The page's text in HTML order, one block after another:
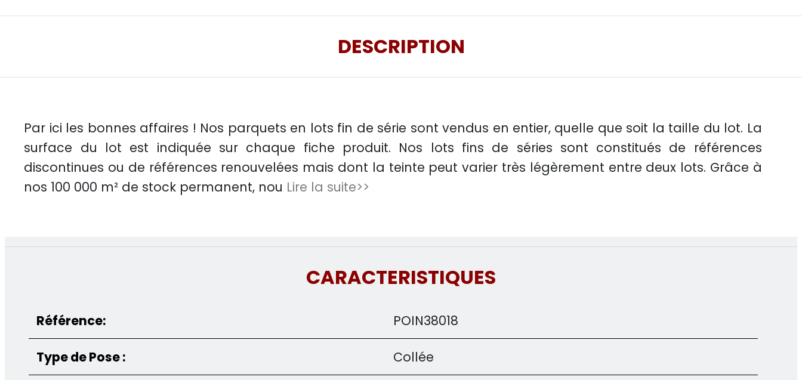
DESCRIPTION
Par ici les bonnes affaires ! Nos parquets en lots fin de série sont vendus en entier, quelle que soit la taille du lot. La
surface du lot est indiquée sur chaque fiche produit. Nos lots fins de séries sont constitués de références
discontinues ou de références renouvelées mais dont la teinte peut varier très légèrement entre deux lots. Grâce à
nos 100 000 m² de stock permanent, nou Lire la suite>>
CARACTERISTIQUES
Référence: POIN38018
Type de Pose : Collée